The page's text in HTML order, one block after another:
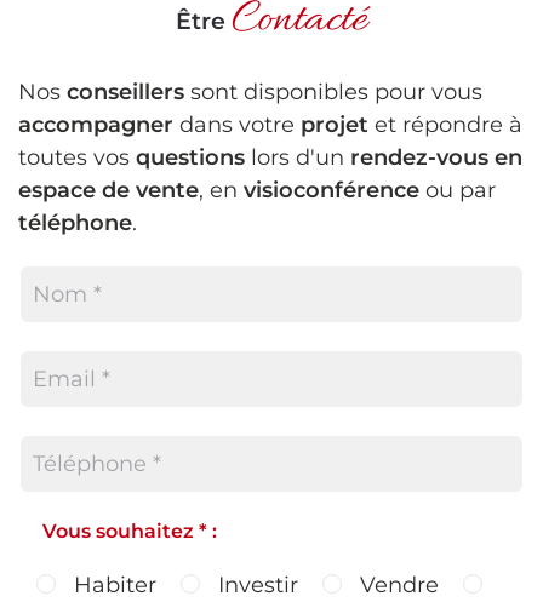
Être Contacté
Nos conseillers sont disponibles pour vous
accompagner dans votre projet et répondre à
toutes vos questions lors d'un rendez-vous en
espace de vente, en visioconférence ou par
téléphone.
Vous souhaitez * :
Habiter Investir
Vendre